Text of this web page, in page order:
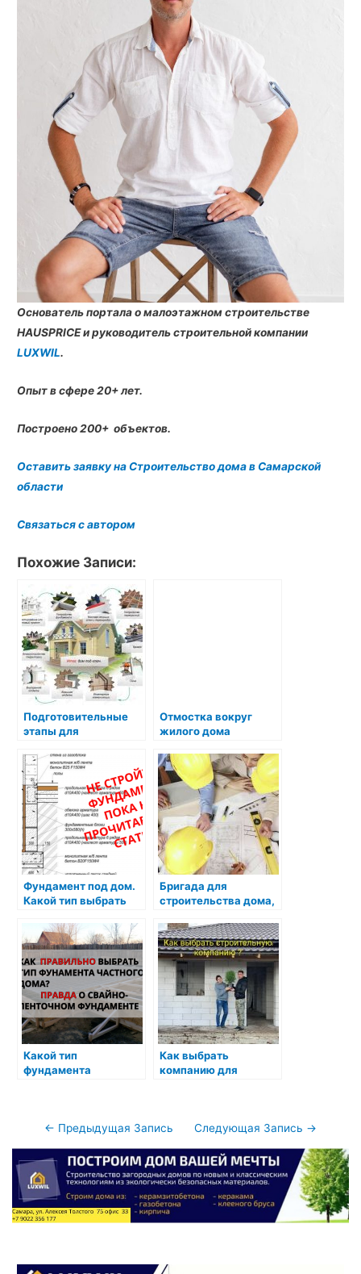
Основатель портала о малоэтажном строительстве
HAUSPRICE и руководитель строительной компании
LUXWIL.
Опыт в сфере 20+ лет.
Построено 200+ объектов.
Оставить заявку на Строительство дома в Самарской
области
Связаться с автором
Похожие Записи:
Подготовительные
этапы для
Отмостка вокруг
жилого дома
Фундамент под дом.
Какой тип выбрать
жалеть?
Бригада для
строительства дома,
профессионалов
Какой тип
фундамента
Как выбрать
компанию для
Навигация
по
записям
← Предыдущая Запись Следующая Запись →